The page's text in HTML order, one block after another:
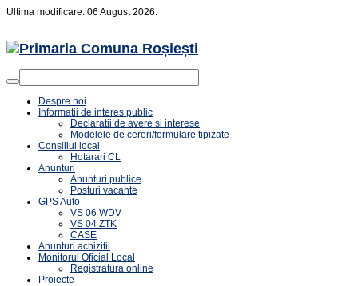
Ultima modificare: 06 August 2026.
Despre noi
Informatii de interes public
Declaratii de avere si interese
Modelele de cereri/formulare tipizate
Consiliul local
Hotarari CL
Anunturi
Anunturi publice
Posturi vacante
GPS Auto
VS 06 WDV
VS 04 ZTK
CASE
Anunturi achizitii
Monitorul Oficial Local
Registratura online
Proiecte